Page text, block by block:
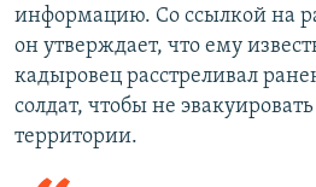
информацию. Со ссылкой на
он утверждает, что ему
кадыровец расстреливал
солдат, чтобы не
территории.